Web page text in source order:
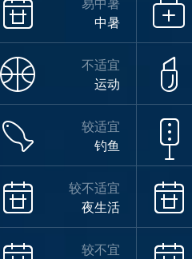
中暑
不适宜
运动
较适宜
钓鱼
较不适宜
夜生活
较不宜